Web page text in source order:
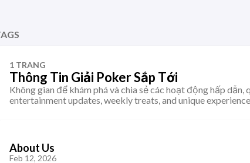
1 TRANG
Thông Tin Giải Poker Sắp Tới
Không gian để khám phá và chia sẻ các hoạt động hấp
entertainment updates, weekly treats, and unique
About Us
Feb 12, 2026